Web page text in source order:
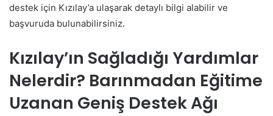
destek için Kızılay’a ulaşarak detaylı bilgi alabilir ve
başvuruda bulunabilirsiniz.
Kızılay’ın Sağladığı Yardımlar
Nelerdir? Barınmadan Eğitime
Uzanan Geniş Destek Ağı